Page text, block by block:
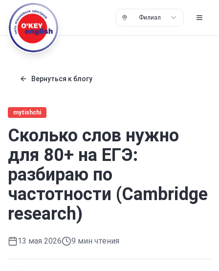
Филиал
Вернуться к блогу
mytishchi
Сколько слов нужно
для 80+ на ЕГЭ:
разбираю по
частотности (Cambridge
research)
13 мая 2026 9 мин чтения